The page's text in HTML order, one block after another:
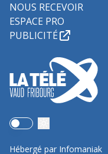
NOUS RECEVOIR
ESPACE PRO
PUBLICITÉ
Use setting
Hébergé par Infomaniak